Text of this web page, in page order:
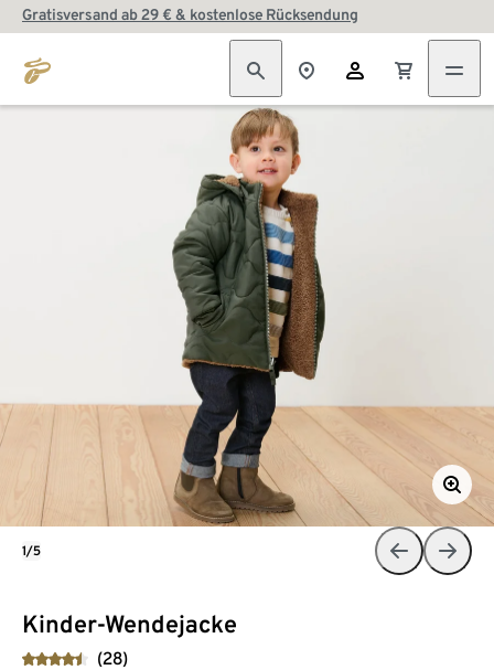
Gratisversand ab 29 € & kostenlose Rücksendung
Kinder-Wendejacke
(28)
1/5